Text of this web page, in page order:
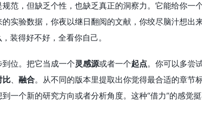
范，但缺乏个性，也缺乏真正的洞察力。它能给你一
实验数据，你夜以继日翻阅的文献，你绞尽脑汁想出
装得好不好，全看你自己。
位。把它当成一个灵感源或者一个起点。你可以多尝
比、 融合。从不同的版本里提取出你觉得最合适的章节
到一个新的研究方向或者分析角度。这种“借力”的感觉挺